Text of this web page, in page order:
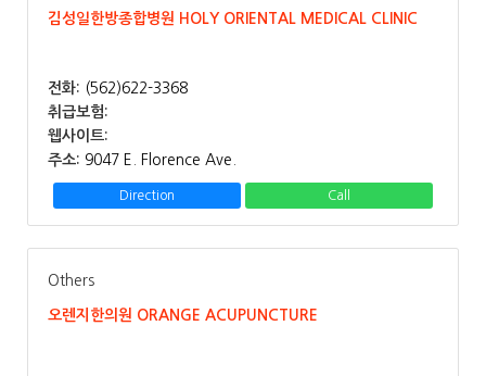
김성일한방종합병원 HOLY ORIENTAL MEDICAL CLINIC
전화: (562)622-3368
취급보험:
웹사이트:
주소: 9047 E. Florence Ave.
Direction Call
Others
오렌지한의원 ORANGE ACUPUNCTURE